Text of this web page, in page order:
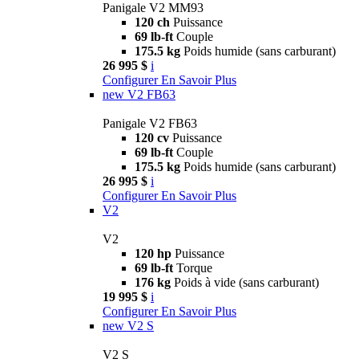
Panigale V2 MM93
120 ch Puissance
69 lb-ft Couple
175.5 kg Poids humide (sans carburant)
26 995 $ i
Configurer En Savoir Plus
new V2 FB63
Panigale V2 FB63
120 cv Puissance
69 lb-ft Couple
175.5 kg Poids humide (sans carburant)
26 995 $ i
Configurer En Savoir Plus
V2
V2
120 hp Puissance
69 lb-ft Torque
176 kg Poids à vide (sans carburant)
19 995 $ i
Configurer En Savoir Plus
new V2 S
V2 S